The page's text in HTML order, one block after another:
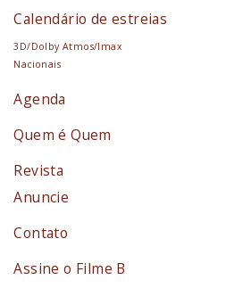
Calendário de estreias
3D/Dolby Atmos/Imax
Nacionais
Agenda
Quem é Quem
Revista
Anuncie
Contato
Assine o Filme B